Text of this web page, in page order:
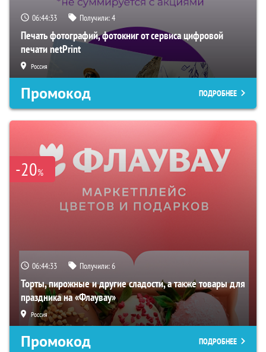
06:44:31 Получили:4
Печать фотографий, фотокниг от сервиса цифровой
печати netPrint
Россия
Промокод ПОДРОБНЕЕ
-20%
06:44:31 Получили:6
Торты, пирожные и другие сладости, а также товары для
праздника на «Флаувау»
Россия
Промокод ПОДРОБНЕЕ